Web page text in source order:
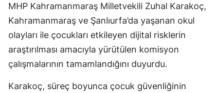
MHP Kahramanmaraş Milletvekili Zuhal Karakoç,
Kahramanmaraş ve Şanlıurfa’da yaşanan okul
olayları ile çocukları etkileyen dijital risklerin
araştırılması amacıyla yürütülen komisyon
çalışmalarının tamamlandığını duyurdu.
Karakoç, süreç boyunca çocuk güvenliğinin